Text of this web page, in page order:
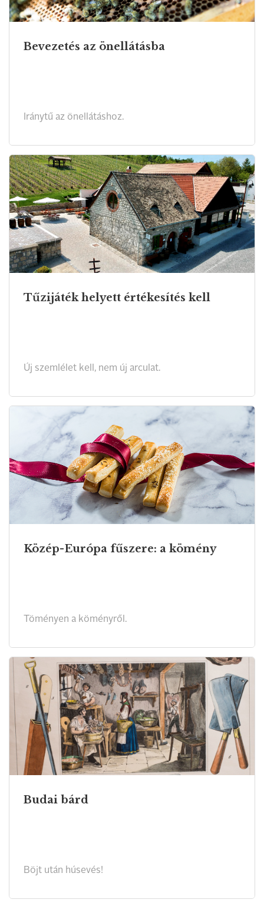
Bevezetés az önellátásba
Iránytű az önellátáshoz.
Tűzijáték helyett értékesítés kell
Új szemlélet kell, nem új arculat.
Közép-Európa fűszere: a kömény
Töményen a köményről.
Budai bárd
Böjt után húsevés!